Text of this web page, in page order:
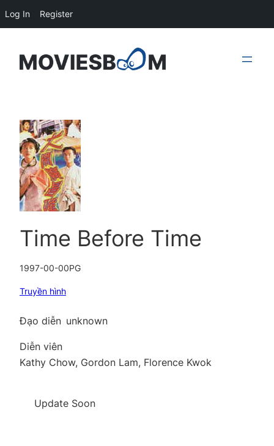
content
Time Before Time
1997-00-00PG
Truyền hình
Đạo diễn unknown
Diễn viên
Kathy Chow, Gordon Lam, Florence Kwok
Update Soon
Log In Register